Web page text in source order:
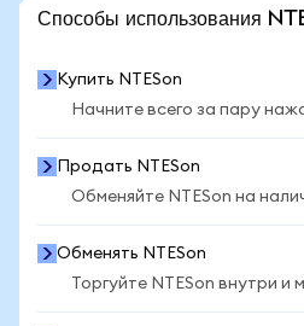
Способы использования
Купить NTESon
Начните всего за пару
Продать NTESon
Обменяйте NTESon на
Обменять NTESon
Торгуйте NTESon внутри